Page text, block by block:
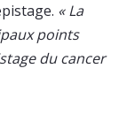
« La
points
du cancer